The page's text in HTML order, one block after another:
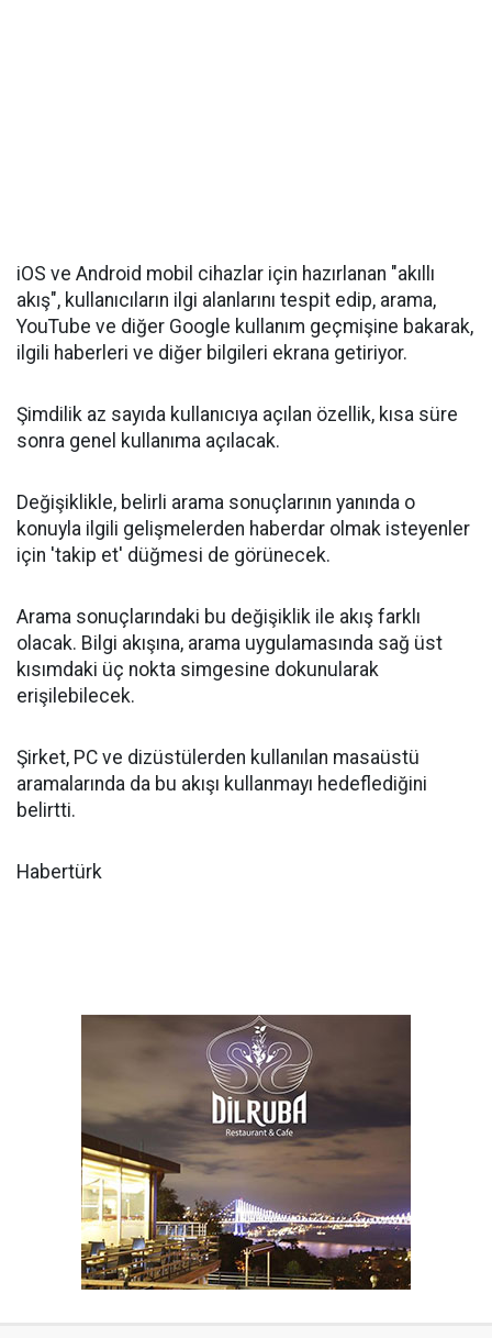
iOS ve Android mobil cihazlar için hazırlanan "akıllı
akış", kullanıcıların ilgi alanlarını tespit edip, arama,
YouTube ve diğer Google kullanım geçmişine bakarak,
ilgili haberleri ve diğer bilgileri ekrana getiriyor.
Şimdilik az sayıda kullanıcıya açılan özellik, kısa süre
sonra genel kullanıma açılacak.
Değişiklikle, belirli arama sonuçlarının yanında o
konuyla ilgili gelişmelerden haberdar olmak isteyenler
için 'takip et' düğmesi de görünecek.
Arama sonuçlarındaki bu değişiklik ile akış farklı
olacak. Bilgi akışına, arama uygulamasında sağ üst
kısımdaki üç nokta simgesine dokunularak
erişilebilecek.
Şirket, PC ve dizüstülerden kullanılan masaüstü
aramalarında da bu akışı kullanmayı hedeflediğini
belirtti.
Habertürk